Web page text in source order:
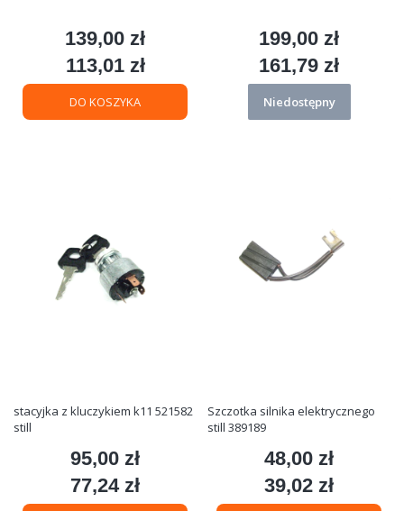
Cena
139,00 zł
Cena
113,01 zł
DO KOSZYKA
Cena
199,00 zł
Cena
161,79 zł
Niedostępny
stacyjka z kluczykiem k11 521582
still
Cena
95,00 zł
Cena
77,24 zł
Szczotka silnika elektrycznego
still 389189
Cena
48,00 zł
Cena
39,02 zł